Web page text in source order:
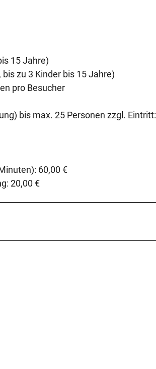
15 Jahre)
zu 3 Kinder bis 15 Jahre)
pro Besucher
bis max. 25 Personen zzgl. Eintritt:
60,00 €
20,00 €